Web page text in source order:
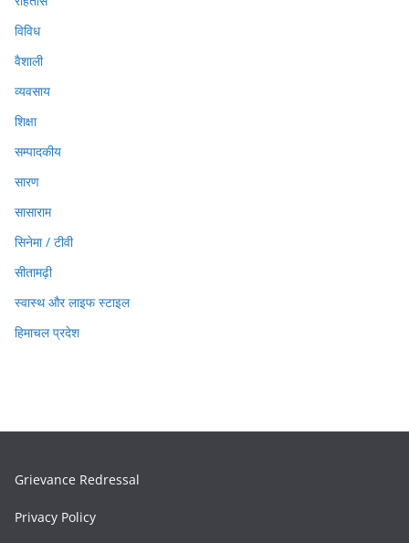
विविध
वैशाली
व्यवसाय
शिक्षा
सम्पादकीय
सारण
सासाराम
सिनेमा / टीवी
सीतामढ़ी
स्वास्थ और लाइफ स्टाइल
हिमाचल प्रदेश
Grievance Redressal
Privacy Policy